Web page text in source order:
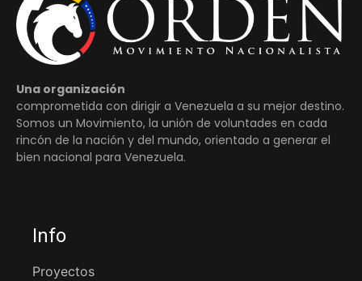
Una organización
comprometida con dirigir a Venezuela a su mejor destino.
Somos un Movimiento, la unión de voluntades en cada
rincón de la nación y del mundo, orientado a generar el
bien nacional para Venezuela.
Info
Proyectos